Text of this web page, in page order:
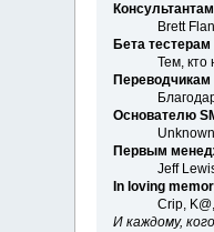
Консультантам
Brett
Бета тестерам
Тем, кто
Переводчикам
Основателю
Первым
Jeff
In loving
Crip,
И каждому,